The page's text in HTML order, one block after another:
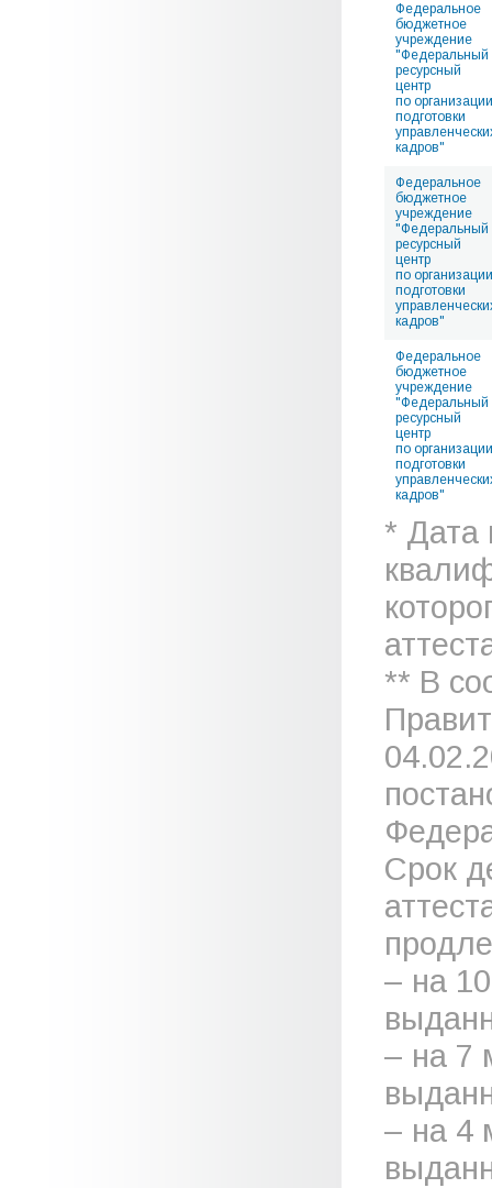
Федеральное
бюджетное
учреждение
"Федеральный
ресурсный
центр
по организации
подготовки
кадров"
Федеральное
бюджетное
учреждение
"Федеральный
ресурсный
центр
по организации
подготовки
кадров"
Федеральное
бюджетное
учреждение
"Федеральный
ресурсный
центр
по организации
подготовки
кадров"
* Дата
** В
Срок
– на
– на 7
– на 4